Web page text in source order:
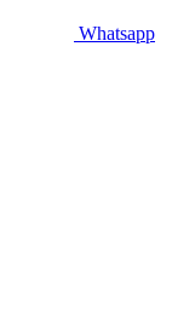
Whatsapp